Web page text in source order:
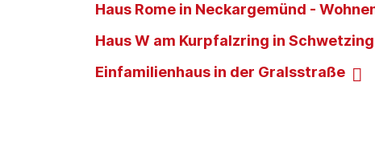
Haus Rome in Neckargemünd -
Haus W am Kurpfalzring in
Einfamilienhaus in der Gralsstraße